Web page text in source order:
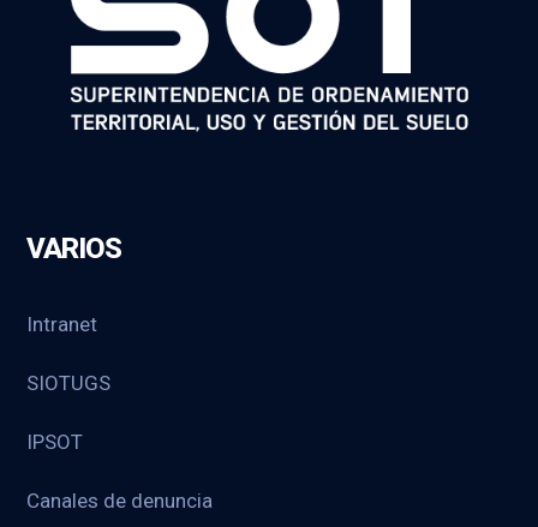
VARIOS
Intranet
SIOTUGS
IPSOT
Canales de denuncia